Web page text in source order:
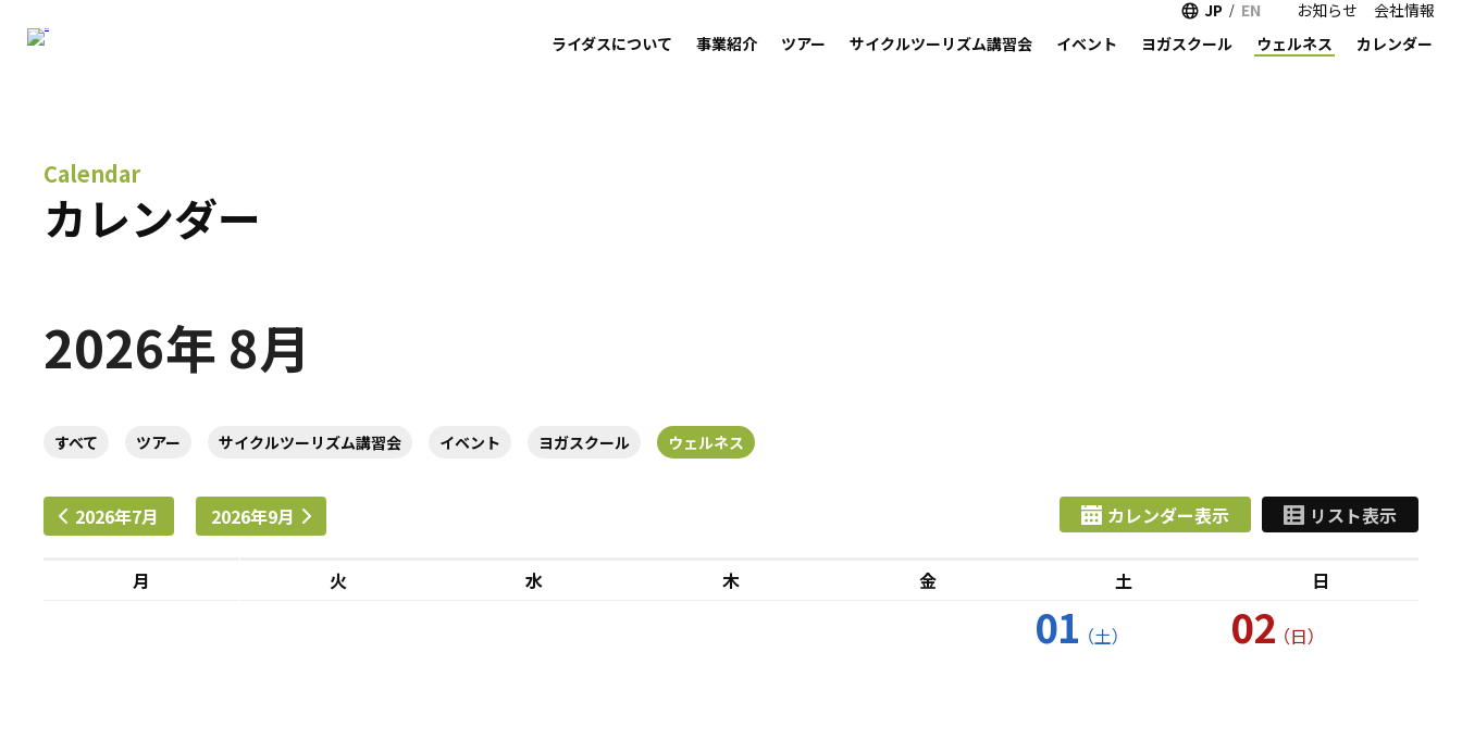
EN
JP お知らせ
会社情報
ライダスについて
事業紹介 ツアー サイクルツーリズム講習会 イベント ヨガスクール ウェルネス カレンダー
Calendar
カレンダー
2026年 8月
すべて ツアー サイクルツーリズム講習会 イベント ヨガスクール ウェルネス
2026年7月 2026年9月 カレンダー表示 リスト表示
月 火 水 木 金 土 日
01 （土） 02 （日）